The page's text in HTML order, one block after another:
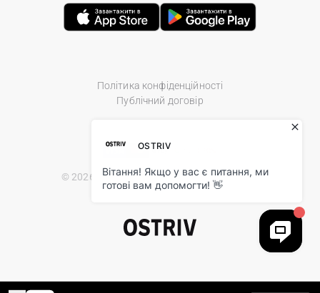
Політика конфіденційності
Публічний договір
© 2026 Ostriv.ua Store. All Rights Reserved.